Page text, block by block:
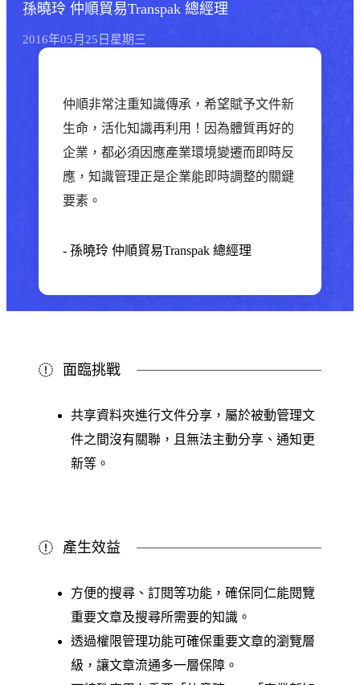
孫曉玲 仲順貿易Transpak 總經理
2016年05月 25日 星期三
仲順非常注重知識傳承，希望賦予文件新
生命，活化知識再利用！因為體質再好的
企業，都必須因應產業環境變遷而即時反
應，知識管理正是企業能即時調整的關鍵
要素。
- 孫曉玲 仲順貿易Transpak 總經理
面臨挑戰
共享資料夾進行文件分享，屬於被動管理文
件之間沒有關聯，且無法主動分享、通知更
新等。
產生效益
方便的搜尋、訂閱等功能，確保同仁能閱覽
重要文章及搜尋所需要的知識。
透過權限管理功能可確保重要文章的瀏覽層
級，讓文章流通多一層保障。